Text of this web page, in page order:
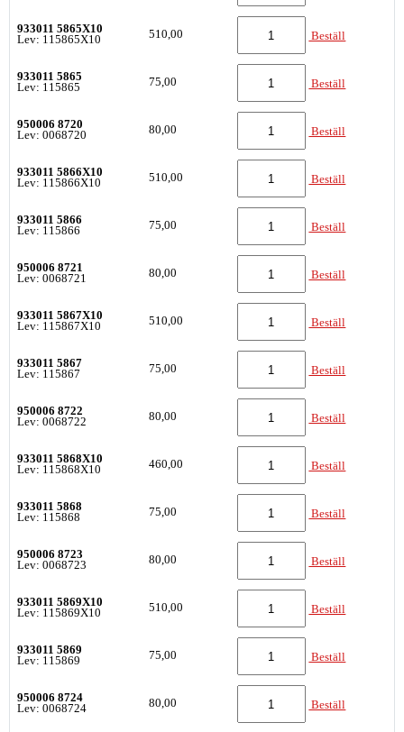
933011 5865X10
Lev: 115865X10
510,00 Beställ
933011 5865
Lev: 115865
75,00 Beställ
950006 8720
Lev: 0068720
80,00 Beställ
933011 5866X10
Lev: 115866X10
510,00 Beställ
933011 5866
Lev: 115866
75,00 Beställ
950006 8721
Lev: 0068721
80,00 Beställ
933011 5867X10
Lev: 115867X10
510,00 Beställ
933011 5867
Lev: 115867
75,00 Beställ
950006 8722
Lev: 0068722
80,00 Beställ
933011 5868X10
Lev: 115868X10
460,00 Beställ
933011 5868
Lev: 115868
75,00 Beställ
950006 8723
Lev: 0068723
80,00 Beställ
933011 5869X10
Lev: 115869X10
510,00 Beställ
933011 5869
Lev: 115869
75,00 Beställ
950006 8724
Lev: 0068724
80,00 Beställ